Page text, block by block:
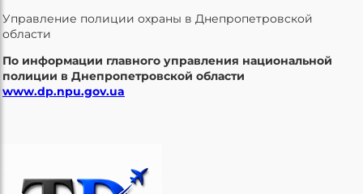
Управление полиции охраны в Днепропетровской
области
По информации главного управления национальной
полиции в Днепропетровской области
www.dp.npu.gov.ua